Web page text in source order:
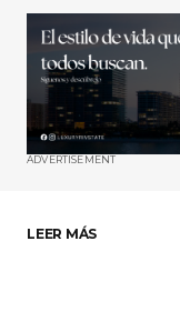
ADVERTISEMENT
LEER MÁS